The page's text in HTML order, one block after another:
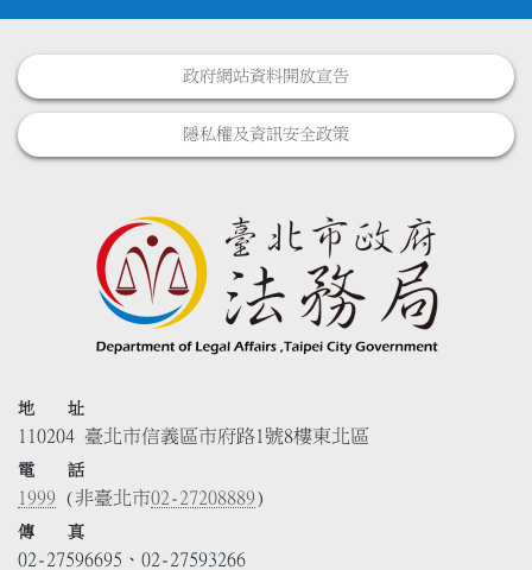
政府網站資料開放宣告
隱私權及資訊安全政策
地 址
110204 臺北市信義區市府路1號8樓東北區
電 話
1999 (非臺北市02-27208889)
傳 真
02-27596695、02-27593266